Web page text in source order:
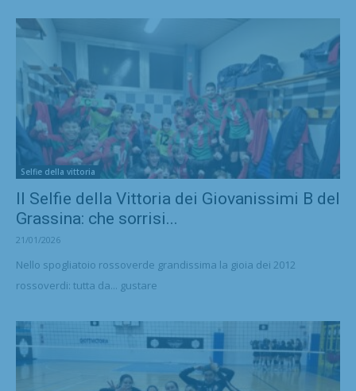
Selfie della vittoria
Il Selfie della Vittoria dei Giovanissimi B del
Grassina: che sorrisi...
21/01/2026
Nello spogliatoio rossoverde grandissima la gioia dei 2012
rossoverdi: tutta da... gustare